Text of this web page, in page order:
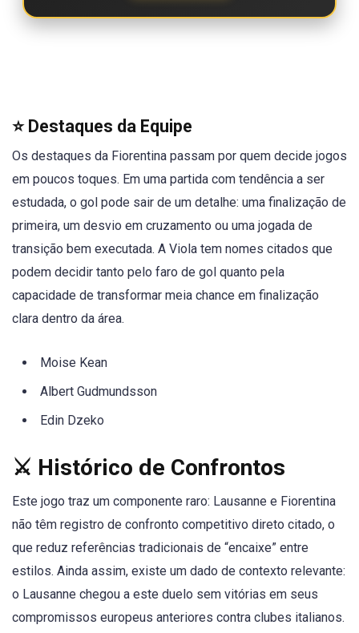
⭐ Destaques da Equipe
Os destaques da Fiorentina passam por quem decide jogos
em poucos toques. Em uma partida com tendência a ser
estudada, o gol pode sair de um detalhe: uma finalização de
primeira, um desvio em cruzamento ou uma jogada de
transição bem executada. A Viola tem nomes citados que
podem decidir tanto pelo faro de gol quanto pela
capacidade de transformar meia chance em finalização
clara dentro da área.
Moise Kean
Albert Gudmundsson
Edin Dzeko
⚔️ Histórico de Confrontos
Este jogo traz um componente raro: Lausanne e Fiorentina
não têm registro de confronto competitivo direto citado, o
que reduz referências tradicionais de “encaixe” entre
estilos. Ainda assim, existe um dado de contexto relevante:
o Lausanne chegou a este duelo sem vitórias em seus
compromissos europeus anteriores contra clubes italianos.